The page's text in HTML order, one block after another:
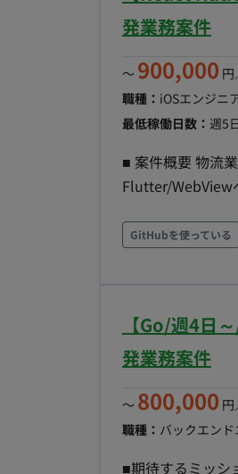
管理：GitHub プ
GitHub、Notion
／Claude Code、
モート稼働：一
代田区神田鍛冶
ス ・長期参画歓
発業務案件
〜 900,000 円
職種： iOSエンジニ
最低稼働日数： 週5
■ 案件概要 物流
Flutter/WebView
（React）との
換えではなく、
スキル ・React
た開発経験 ・詳細設計〜実装
築・運用経験
GitHubを使っている
【Go/週4日
発業務案件
〜 800,000 円
職種： バックエン
■期待するミッシ